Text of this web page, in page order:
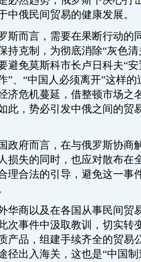
中俄民间贸易的健康发展。
而言，需要在果断行动的
持克制，为彻底消除“灰色
避免莫斯科市长卢日科夫“
”、“中国人必须离开”这样
济危机蔓延，借整顿市场之
此，势必引发中俄之间的贸
府而言，在与俄罗斯协商
损失的同时，也应对散布在
理合法的引导，避免这一事
商以及在各国从事民间贸
次事件中汲取教训，切实转
产品，组建手续齐全的贸易
径出入海关，这也是“中国